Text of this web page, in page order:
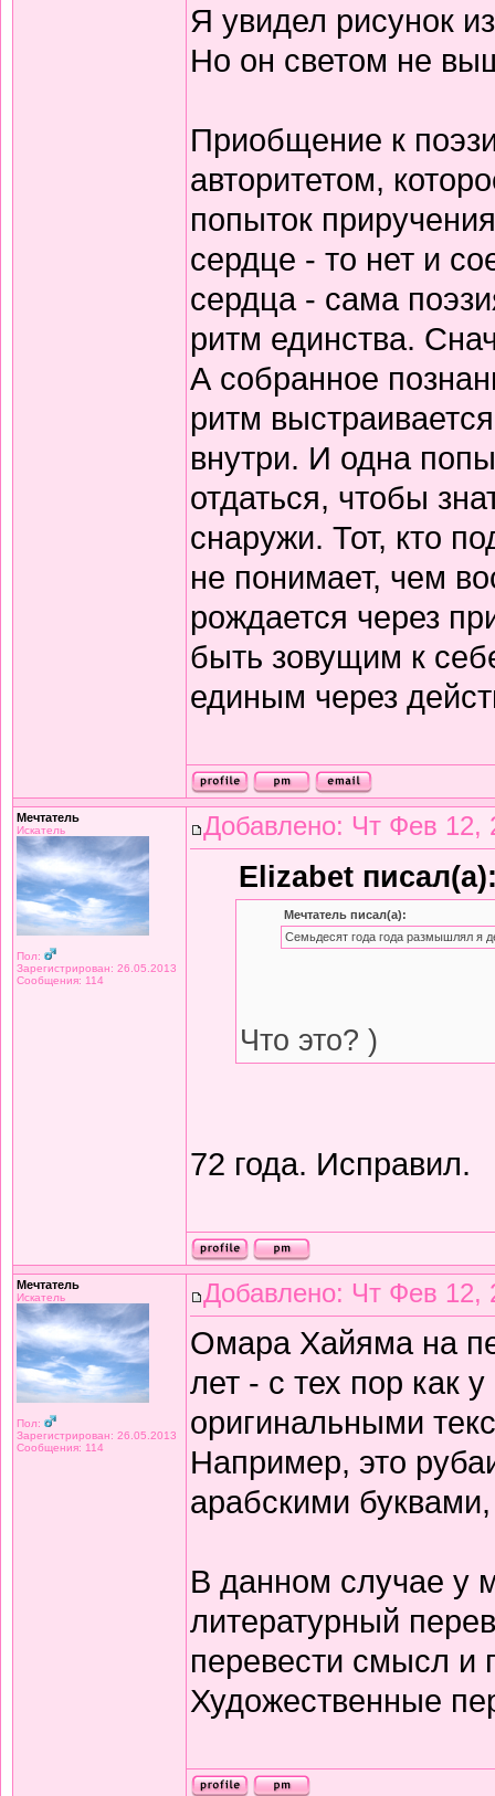
Я увидел рисунок
Но он светом не
Приобщение к
авторитетом,
попыток
сердце - то нет и
сердца - сама
ритм единства.
А собранное
ритм
внутри. И одна
отдаться, чтобы
снаружи. Тот, кто
не понимает, чем
рождается через
быть зовущим к
единым через
Мечтатель
Искатель
Пол:
Зарегистрирован: 26.05.2013
Сообщения: 114
Добавлено: Чт Фев 12,
Elizabet
Мечтатель писал(а):
Семьдесят года года размышлял я
Что это? )
72 года. Исправил.
Мечтатель
Искатель
Пол:
Зарегистрирован: 26.05.2013
Сообщения: 114
Добавлено: Чт Фев 12,
Омара Хайяма на
лет - с тех пор как
оригинальными
Например, это
арабскими
В данном случае у
литературный
перевести смысл и
Художественные